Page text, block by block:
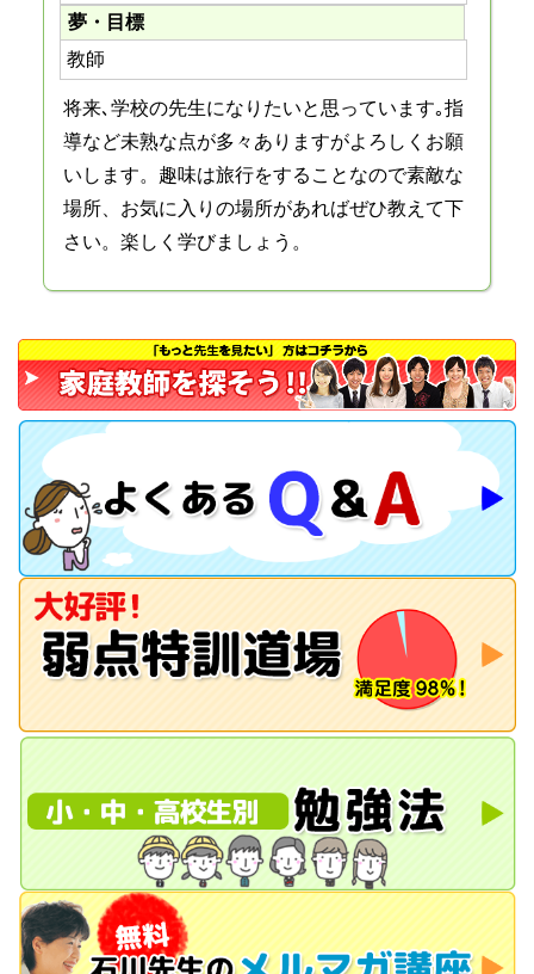
夢・目標
教師
将来､学校の先生になりたいと思っています｡指
導など未熟な点が多々ありますがよろしくお願
いします。趣味は旅行をすることなので素敵な
場所、お気に入りの場所があればぜひ教えて下
さい。楽しく学びましょう。